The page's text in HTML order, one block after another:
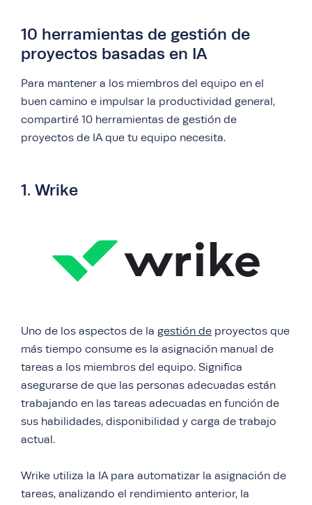
10 herramientas de gestión de
proyectos basadas en IA
Para mantener a los miembros del equipo en el
buen camino e impulsar la productividad general,
compartiré 10 herramientas de gestión de
proyectos de IA que tu equipo necesita.
1. Wrike
Uno de los aspectos de la gestión de proyectos que
más tiempo consume es la asignación manual de
tareas a los miembros del equipo. Significa
asegurarse de que las personas adecuadas están
trabajando en las tareas adecuadas en función de
sus habilidades, disponibilidad y carga de trabajo
actual.
Wrike utiliza la IA para automatizar la asignación de
tareas, analizando el rendimiento anterior, la